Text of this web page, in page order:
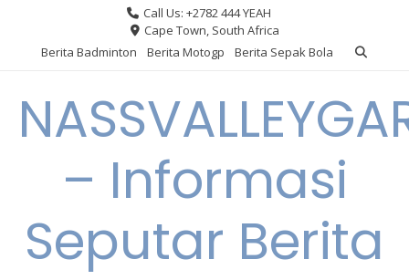
content
Call Us: +2782 444 YEAH
Cape Town, South Africa
Berita Badminton
Berita Motogp Berita Sepak Bola
– Informasi
Seputar Berita